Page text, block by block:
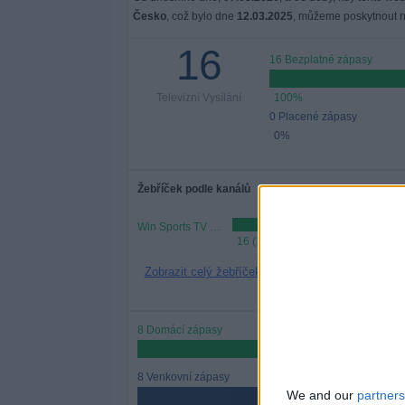
We and our partners
Česko, což bylo dne 12.03.2025, můžeme poskytnout
16
Televizní Vysílání
16 Bezplatné zápasy
100%
0 Placené zápasy
0%
Žebříček podle kanálů
Win Sports TV YouTube
16 (100%)
Zobrazit celý žebříček
8 Domácí zápasy
8 Venkovní zápasy
50%